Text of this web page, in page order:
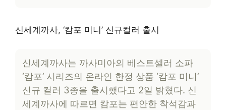
신세계까사, ‘캄포 미니’ 신규컬러 출시
신세계까사는 까사미아의 베스트셀러 소파
‘캄포’ 시리즈의 온라인 한정 상품 ‘캄포 미니’
신규 컬러 3종을 출시했다고 2일 밝혔다. 신
세계까사에 따르면 캄포는 편안한 착석감과